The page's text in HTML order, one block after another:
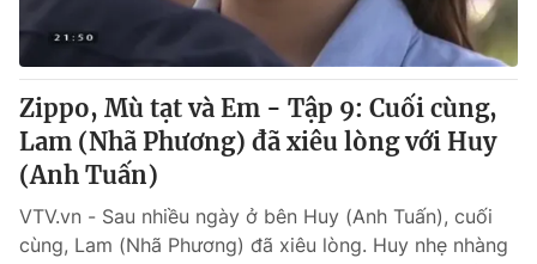
Zippo, Mù tạt và Em - Tập 9: Cuối cùng,
Lam (Nhã Phương) đã xiêu lòng với Huy
(Anh Tuấn)
VTV.vn - Sau nhiều ngày ở bên Huy (Anh Tuấn), cuối
cùng, Lam (Nhã Phương) đã xiêu lòng. Huy nhẹ nhàng